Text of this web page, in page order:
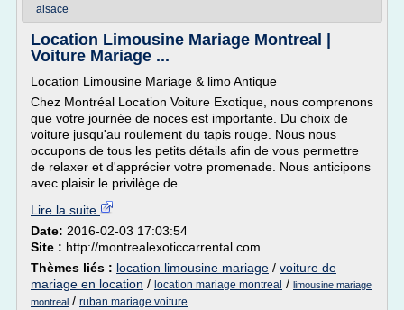
alsace
Location Limousine Mariage Montreal |
Voiture Mariage ...
Location Limousine Mariage & limo Antique
Chez Montréal Location Voiture Exotique, nous comprenons
que votre journée de noces est importante. Du choix de
voiture jusqu'au roulement du tapis rouge. Nous nous
occupons de tous les petits détails afin de vous permettre
de relaxer et d'apprécier votre promenade. Nous anticipons
avec plaisir le privilège de...
Lire la suite
Date: 2016-02-03 17:03:54
Site : http://montrealexoticcarrental.com
Thèmes liés : location limousine mariage / voiture de
mariage en location / location mariage montreal / limousine mariage
montreal / ruban mariage voiture